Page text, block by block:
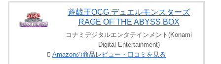
遊戯王OCG デュエルモンスターズ
RAGE OF THE ABYSS BOX
コナミデジタルエンタテインメント(Konami
Digital Entertainment)
Amazonの商品レビュー・口コミを見る